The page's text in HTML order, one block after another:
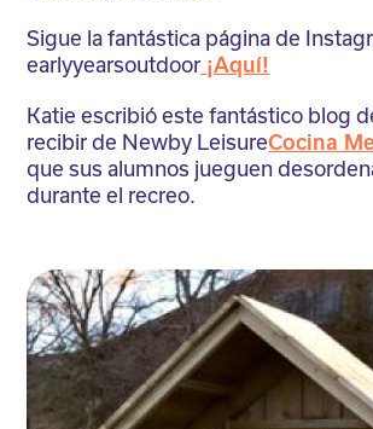
Sigue la fantástica página de
earlyyearsoutdoor ¡Aquí!
Katie escribió este fantástico blog
recibir de Newby LeisureCocina
que sus alumnos jueguen
durante el recreo.